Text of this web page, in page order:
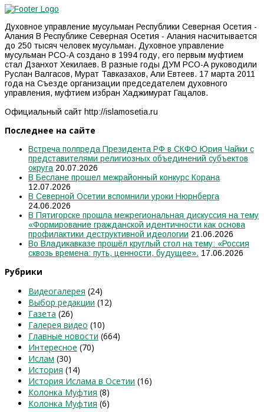
Духовное управление мусульман Республики Северная Осетия -
Алания В Республике Северная Осетия - Алания насчитывается
до 250 тысяч человек мусульман. Духовное управление
мусульман РСО-А создано в 1994 году, его первым муфтием
стал Дзанхот Хекилаев. В разные годы ДУМ РСО-А руководили
Руслан Валгасов, Мурат Тавказахов, Али Евтеев. 17 марта 2011
года на Съезде организации председателем духовного
управления, муфтием избран Хаджимурат Гацалов.
Официальный сайт http://islamosetia.ru
Последнее на сайте
Встреча полпреда Президента РФ в СКФО Юрия Чайки с
представителями религиозных объединений субъектов
округа 20.07.2026
В Беслане прошел межрайонный конкурс Корана
12.07.2026
В Северной Осетии вспомнили уроки Нюрнберга
24.06.2026
В Пятигорске прошла межрегиональная дискуссия на тему
«Формирование гражданской идентичности как основа
профилактики деструктивной идеологии 21.06.2026
Во Владикавказе прошёл круглый стол на тему: «Россия
сквозь времена: путь, ценности, будущее». 17.06.2026
Рубрики
Видеогалерея (24)
Выбор редакции (12)
Газета (26)
Галерея видео (10)
Главные новости (664)
Интересное (70)
Ислам (30)
История (14)
История Ислама в Осетии (16)
Колонка Муфтия (8)
Колонка Муфтия (6)